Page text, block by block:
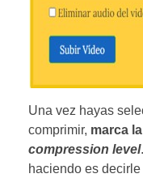
Una vez hayas
comprimir, marca
compression level
haciendo es